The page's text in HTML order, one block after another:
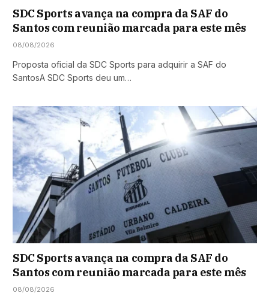
SDC Sports avança na compra da SAF do
Santos com reunião marcada para este mês
08/08/2026
Proposta oficial da SDC Sports para adquirir a SAF do
SantosA SDC Sports deu um…
SDC Sports avança na compra da SAF do
Santos com reunião marcada para este mês
08/08/2026